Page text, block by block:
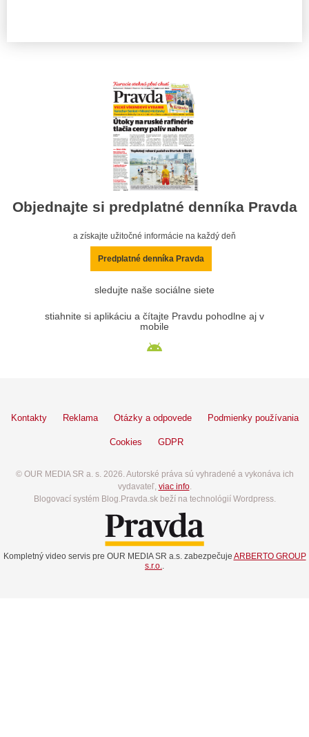
Objednajte si predplatné denníka Pravda
a získajte užitočné informácie na každý deň
Predplatné denníka Pravda
sledujte naše sociálne siete
stiahnite si aplikáciu a čítajte Pravdu pohodlne aj v
mobile
Kontakty Reklama Otázky a odpovede Podmienky používania
Cookies GDPR
© OUR MEDIA SR a. s. 2026. Autorské práva sú vyhradené a vykonáva ich
vydavateľ, viac info.
Blogovací systém Blog.Pravda.sk beží na technológií Wordpress.
Kompletný video servis pre OUR MEDIA SR a.s. zabezpečuje ARBERTO GROUP
s.r.o.